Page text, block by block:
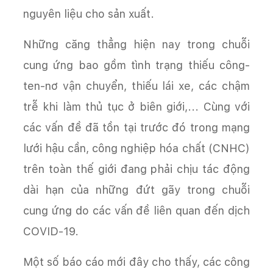
nguyên liệu cho sản xuất.
Những căng thẳng hiện nay trong chuỗi
cung ứng bao gồm tình trạng thiếu công-
ten-nơ vận chuyển, thiếu lái xe, các chậm
trễ khi làm thủ tục ở biên giới,... Cùng với
các vấn đề đã tồn tại trước đó trong mạng
lưới hậu cần, công nghiệp hóa chất (CNHC)
trên toàn thế giới đang phải chịu tác động
dài hạn của những đứt gãy trong chuỗi
cung ứng do các vấn đề liên quan đến dịch
COVID-19.
Một số báo cáo mới đây cho thấy, các công